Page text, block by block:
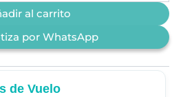
al carrito
por WhatsApp
de Vuelo